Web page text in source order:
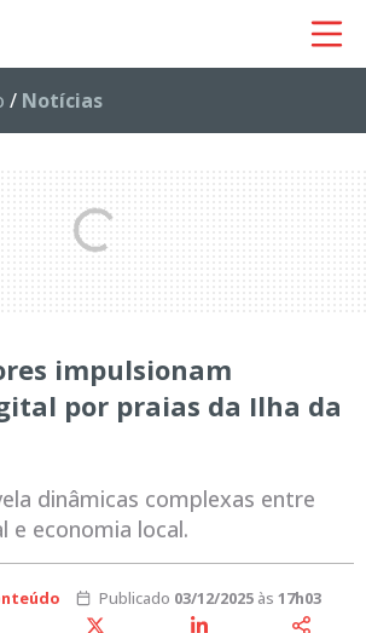
/ Notícias
impulsionam
por praias da Ilha da
dinâmicas complexas entre
e economia local.
Publicado 03/12/2025às 17h03